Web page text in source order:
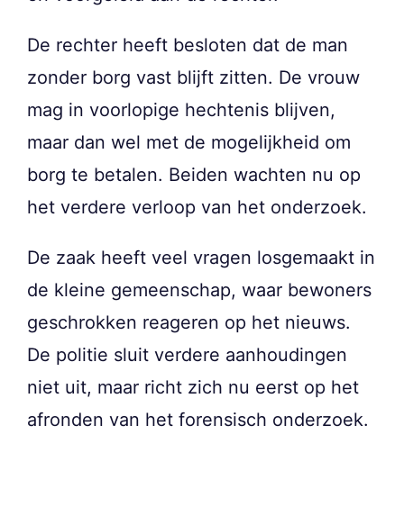
De rechter heeft besloten dat de man
zonder borg vast blijft zitten. De vrouw
mag in voorlopige hechtenis blijven,
maar dan wel met de mogelijkheid om
borg te betalen. Beiden wachten nu op
het verdere verloop van het onderzoek.
De zaak heeft veel vragen losgemaakt in
de kleine gemeenschap, waar bewoners
geschrokken reageren op het nieuws.
De politie sluit verdere aanhoudingen
niet uit, maar richt zich nu eerst op het
afronden van het forensisch onderzoek.